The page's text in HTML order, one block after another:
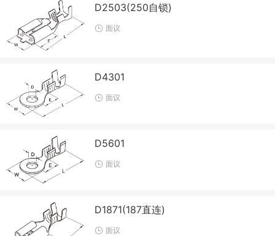
D2503(250自锁)
面议
D4301
面议
D5601
面议
D1871(187直连)
面议